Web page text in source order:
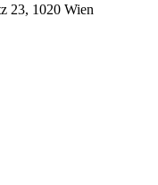
23, 1020 Wien